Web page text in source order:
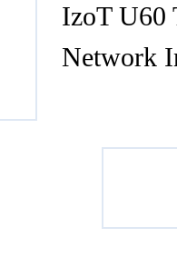
IzoT U60
Network